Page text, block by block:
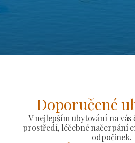
Doporučené
V nejlepším ubytování na
prostředí, léčebné načerpání
odpočinek.